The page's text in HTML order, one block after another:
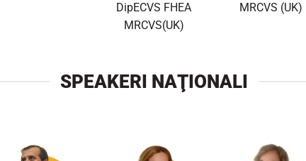
DipECVS FHEA
MRCVS(UK)
MRCVS (UK)
SPEAKERI NAŢIONALI